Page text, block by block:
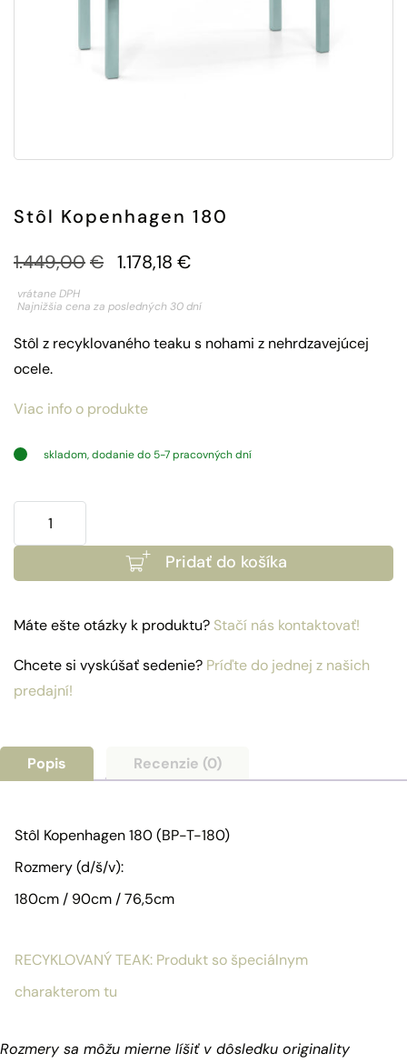
Stôl Kopenhagen 180
1.449,00€
Pôvodná
cena
1.449,00€.
1.178,18 €
Aktuálna
cena
1.178,18€.
vrátane DPH
Najnižšia cena za posledných 30 dní
Stôl z recyklovaného teaku s nohami z nehrdzavejúcej
ocele.
Viac info o produkte
skladom, dodanie do 5-7 pracovných dní
Pridať do košíka
Máte ešte otázky k produktu? Stačí nás kontaktovať!
Chcete si vyskúšať sedenie? Príďte do jednej z našich
predajní!
Popis Recenzie (0)
Stôl Kopenhagen 180 (BP-T-180)
Rozmery (d/š/v):
180cm / 90cm / 76,5cm
RECYKLOVANÝ TEAK: Produkt so špeciálnym
charakterom tu
Rozmery sa môžu mierne líšiť v dôsledku originality